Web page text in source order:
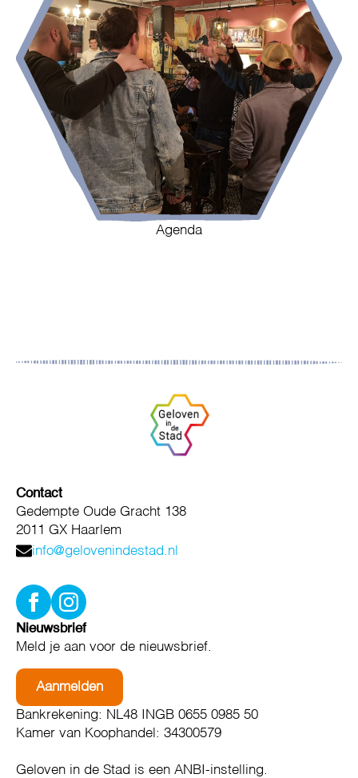
Agenda
Contact
Gedempte Oude Gracht 138
2011 GX Haarlem
info@gelovenindestad.nl
Nieuwsbrief
Meld je aan voor de nieuwsbrief.
Aanmelden
Bankrekening: NL48 INGB 0655 0985 50
Kamer van Koophandel: 34300579
Geloven in de Stad is een ANBI-instelling.